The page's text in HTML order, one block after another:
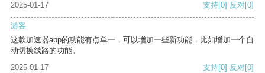
2025-01-17
支持[0] 反对[0]
游客
这款加速器app的功能有点单一，可以增加一些新功能，比如增加一个自
动切换线路的功能。
2025-01-17
支持[0] 反对[0]